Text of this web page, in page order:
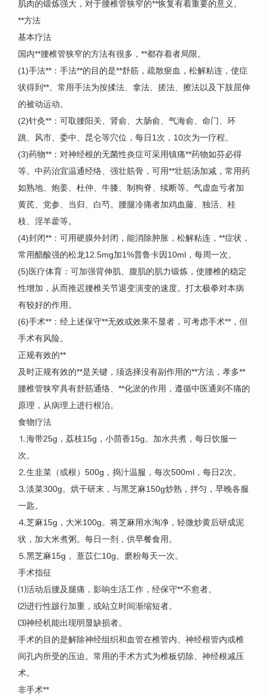
肌肉的锻炼强大，对于腰椎管狭窄的**恢复有着重要的意义。
**方法
基本疗法
国内**腰椎管狭窄的方法有很多，**都存着者局限。
(1)手法**：手法**的目的是**舒筋，疏散瘀血，松解粘连，使症
状得到**。常用手法为按揉法、拿法、搓法、擦法以及下肢屈伸
的被动运动。
(2)针灸**：可取腰阳关、肾俞、大肠俞、气海俞、命门、环
跳、风市、委中、昆仑等穴位，每日1次，10次为一疗程。
(3)药物**：对神经根的无菌性炎症可采用镇痛**药物如芬必得
等。中药治宜温通经络、强壮筋骨，可用**壮筋汤加减，常用药
如熟地、炮姜、杜仲、牛膝、制狗脊、续断等。气虚血亏者加
黄芪、党参、当归、白芍。腰腿冷痛者加鸡血藤、独活、桂
枝、淫羊藿等。
(4)封闭**：可用硬膜外封闭，能消除肿胀，松解粘连，**症状，
常用醋酸强的松龙12.5mg加1%普鲁卡因10ml，每周一次。
(5)医疗体育：可加强背伸肌、腹肌的肌力锻炼，使腰椎的稳定
性增加，从而推迟腰椎关节退变演变的速度。打太极拳对本病
有较好的作用。
(6)手术**：经上述保守**无效或效果不显者，可考虑手术**，但
手术有风险。
正规有效的**
及时正规有效的**是关键，须选择没有副作用的**方法，孝多**
腰椎管狭窄具有舒筋通络、**化淤的作用，遵循中医通则不痛的
原理，从病理上进行根治。
食物疗法
⒈海带25g，荔枝15g，小茴香15g。加水共煮，每日饮服一
次。
⒉生韭菜（或根）500g，捣汁温服，每次500ml，每日2次。
⒊淡菜300g。烘干研末，与黑芝麻150g炒熟，拌匀，早晚各服
一匙。
⒋芝麻15g，大米100g。将芝麻用水淘净，轻微炒黄后研成泥
状，加大米煮粥。每日一剂，供早餐食用。
⒌黑芝麻15g， 薏苡仁10g。磨粉每天一次。
手术指征
⑴活动后腰及腿痛，影响生活工作，经保守**不愈者。
⑵进行性跛行加重，或站立时间渐缩短者。
⑶神经机能出现明显缺损者。
手术的目的是解除神经组织和血管在椎管内、神经根管内或椎
间孔内所受的压迫。常用的手术方式为椎板切除、神经根减压
术。
非手术**